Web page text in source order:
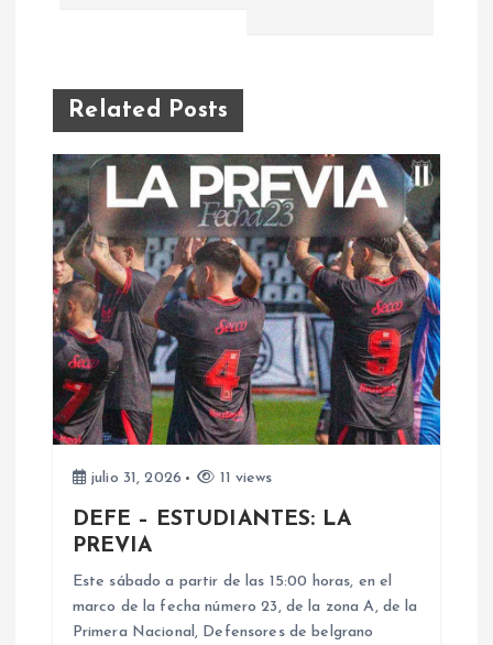
e
g
a
c
ó
n
d
Related Posts
julio 31, 2026 11 views
DEFE – ESTUDIANTES: LA
PREVIA
Este sábado a partir de las 15:00 horas, en el
marco de la fecha número 23, de la zona A, de la
Primera Nacional, Defensores de belgrano